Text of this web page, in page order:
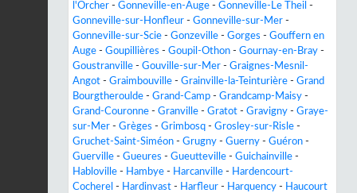
l'Orcher - Gonneville-en-Auge - Gonneville-Le Theil -
Gonneville-sur-Honfleur - Gonneville-sur-Mer -
Gonneville-sur-Scie - Gonzeville - Gorges - Gouffern en
Auge - Goupillières - Goupil-Othon - Gournay-en-Bray -
Goustranville - Gouville-sur-Mer - Graignes-Mesnil-
Angot - Graimbouville - Grainville-la-Teinturière - Grand
Bourgtheroulde - Grand-Camp - Grandcamp-Maisy -
Grand-Couronne - Granville - Gratot - Gravigny - Graye-
sur-Mer - Grèges - Grimbosq - Grosley-sur-Risle -
Gruchet-Saint-Siméon - Grugny - Guerny - Guéron -
Guerville - Gueures - Gueutteville - Guichainville -
Habloville - Hambye - Harcanville - Hardencourt-
Cocherel - Hardinvast - Harfleur - Harquency - Haucourt